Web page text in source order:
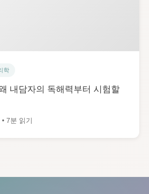
학
내담자의 독해력부터 시험할
7분 읽기